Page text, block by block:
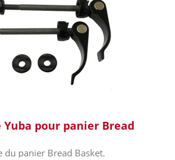
Yuba pour panier Bread
panier Bread Basket.